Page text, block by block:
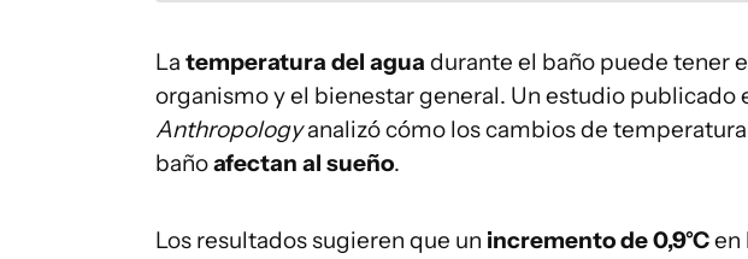
La temperatura del agua durante el baño puede tener
organismo y el bienestar general. Un estudio publicado
Anthropologyanalizó cómo los cambios de
bañoafectan al sueño.
Los resultados sugieren que un incremento de 0,9°Cen